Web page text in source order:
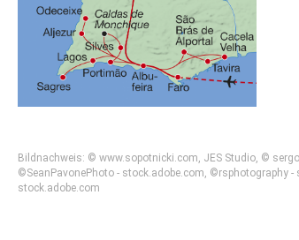
Bildnachweis: © www.sopotnicki.com, JES Studio, ©
©SeanPavonePhoto - stock.adobe.com, ©rsphotography
stock.adobe.com